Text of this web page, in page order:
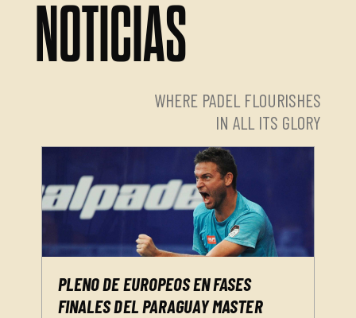
NOTICIAS
WHERE PADEL FLOURISHES
IN ALL ITS GLORY
PLENO DE EUROPEOS EN FASES
FINALES DEL PARAGUAY MASTER